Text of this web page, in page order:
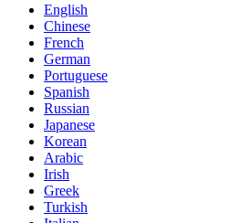
English
Chinese
French
German
Portuguese
Spanish
Russian
Japanese
Korean
Arabic
Irish
Greek
Turkish